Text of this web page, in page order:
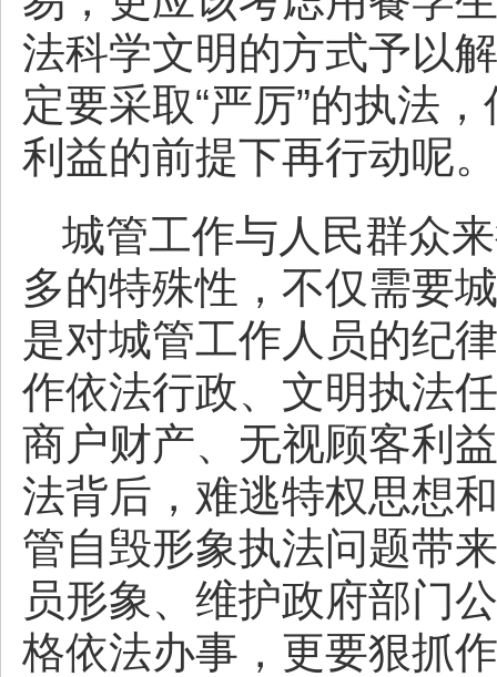
法科学文明的方式予以
定要采取“严厉”的执法
利益的前提下再行动呢。
城管工作与人民群众
多的特殊性，不仅需要
是对城管工作人员的纪
作依法行政、文明执法
商户财产、无视顾客利
法背后，难逃特权思想
管自毁形象执法问题带
员形象、维护政府部门
格依法办事，更要狠抓